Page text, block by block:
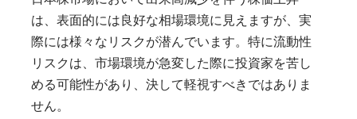
は、表面的には良好な相場環境に見えますが、実
際には様々なリスクが潜んでいます。特に流動性
リスクは、市場環境が急変した際に投資家を苦し
める可能性があり、決して軽視すべきではありま
せん。